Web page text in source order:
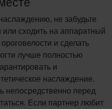
не забудьте
сходить на аппаратный
и сделать
лучше полностью
и
наслаждение.
непосредственно перед
Если партнер любит